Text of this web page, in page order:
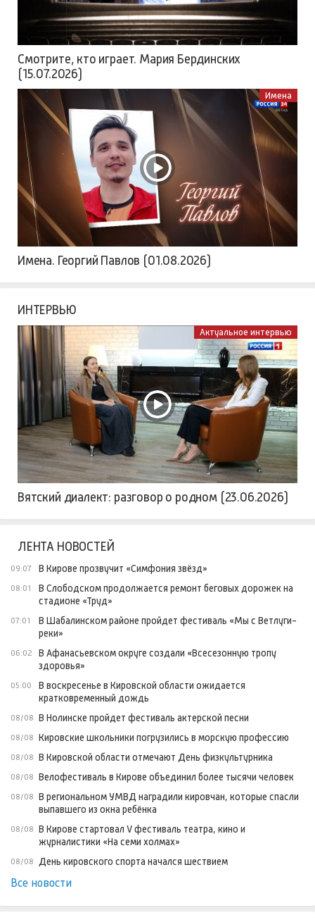
Смотрите, кто играет. Мария Бердинских
(15.07.2026)
Имена
Имена. Георгий Павлов (01.08.2026)
ИНТЕРВЬЮ
Актуальное интервью
Вятский диалект: разговор о родном (23.06.2026)
ЛЕНТА НОВОСТЕЙ
09:07 В Кирове прозвучит «Симфония звёзд»
08:01
В Слободском продолжается ремонт беговых дорожек на
стадионе «Труд»
07:01
В Шабалинском районе пройдет фестиваль «Мы с Ветлуги-
реки»
06:02
В Афанасьевском округе создали «Всесезонную тропу
здоровья»
05:00
В воскресенье в Кировской области ожидается
кратковременный дождь
08/08 В Нолинске пройдет фестиваль актерской песни
08/08 Кировские школьники погрузились в морскую профессию
08/08 В Кировской области отмечают День физкультурника
08/08 Велофестиваль в Кирове объединил более тысячи человек
08/08 В региональном УМВД наградили кировчан, которые спасли
выпавшего из окна ребёнка
08/08 В Кирове стартовал V фестиваль театра, кино и
журналистики «На семи холмах»
08/08 День кировского спорта начался шествием
Все новости